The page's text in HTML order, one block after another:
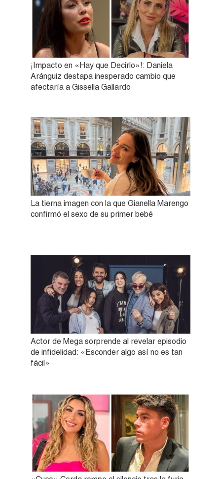
¡Impacto en «Hay que Decirlo»!: Daniela
Aránguiz destapa inesperado cambio que
afectaría a Gissella Gallardo
La tierna imagen con la que Gianella Marengo
confirmó el sexo de su primer bebé
Actor de Mega sorprende al revelar episodio
de infidelidad: «Esconder algo así no es tan
fácil»